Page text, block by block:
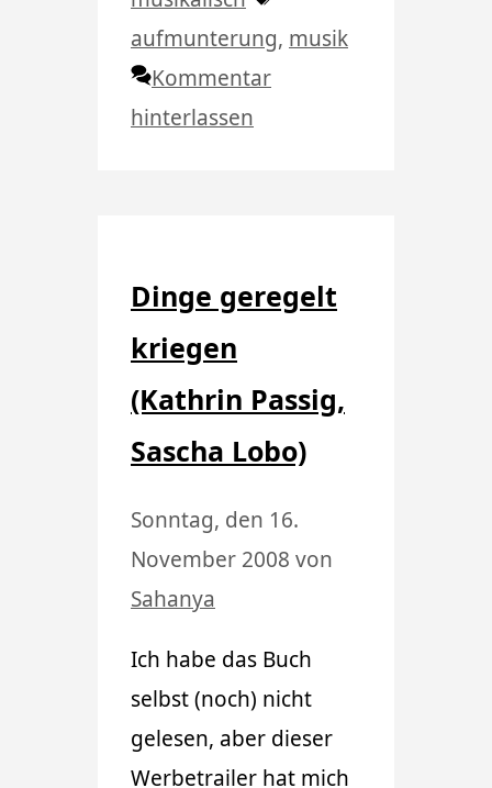
aufmunterung, musik
Kommentar
hinterlassen
Dinge geregelt
kriegen
(Kathrin Passig,
Sascha Lobo)
Sonntag, den 16.
November 2008 von
Sahanya
Ich habe das Buch
selbst (noch) nicht
gelesen, aber dieser
Werbetrailer hat mich